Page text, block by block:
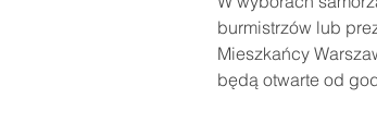
burmistrzów lub
Mieszkańcy
będą otwarte od